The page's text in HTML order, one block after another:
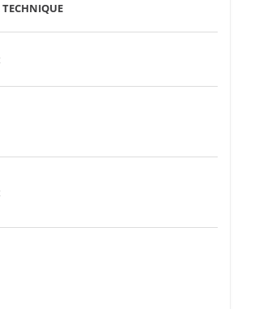
TECHNIQUE